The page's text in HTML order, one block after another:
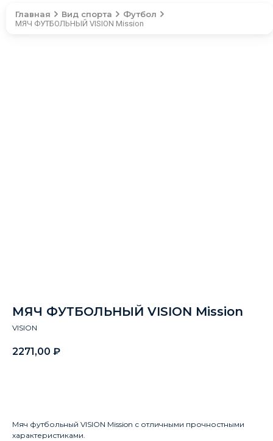
Главная Вид спорта Футбол
МЯЧ ФУТБОЛЬНЫЙ VISION Mission
МЯЧ ФУТБОЛЬНЫЙ VISION Mission
VISION
2271,00 ₽
Мяч футбольный VISION Mission с отличными прочностными
характеристиками.